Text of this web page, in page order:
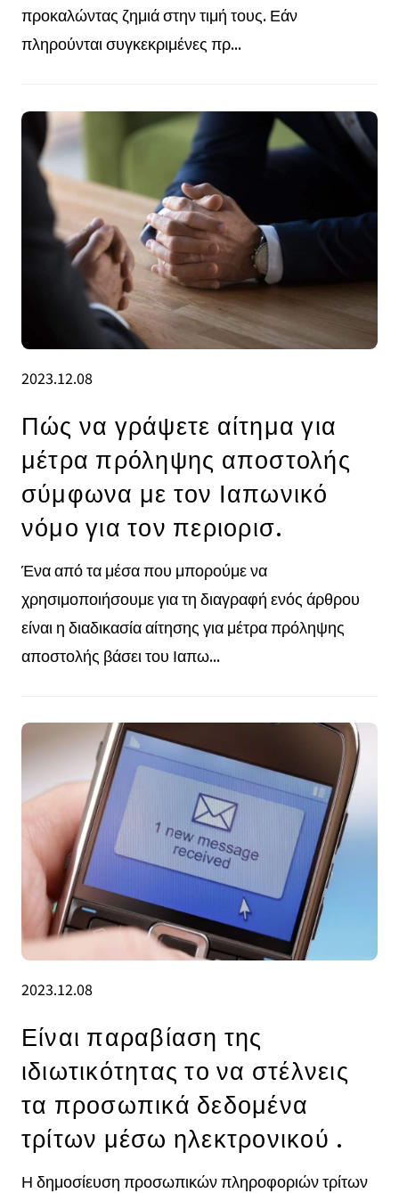
προκαλώντας ζημιά στην τιμή τους. Εάν
πληρούνται συγκεκριμένες πρ...
2023.12.08
Πώς να γράψετε αίτημα για
μέτρα πρόληψης αποστολής
σύμφωνα με τον Ιαπωνικό
νόμο για τον περιορισ.
Ένα από τα μέσα που μπορούμε να
χρησιμοποιήσουμε για τη διαγραφή ενός άρθρου
είναι η διαδικασία αίτησης για μέτρα πρόληψης
αποστολής βάσει του Ιαπω...
2023.12.08
Είναι παραβίαση της
ιδιωτικότητας το να στέλνεις
τα προσωπικά δεδομένα
τρίτων μέσω ηλεκτρονικού .
Η δημοσίευση προσωπικών πληροφοριών τρίτων